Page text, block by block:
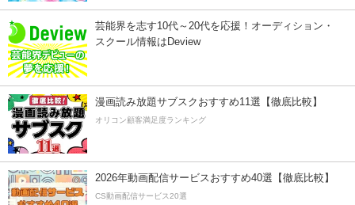
芸能界を志す10代～20代を応援！オーディション・
スクール情報はDeview
漫画読み放題サブスクおすすめ11選【徹底比較】
オリコン顧客満足度ランキング
2026年動画配信サービスおすすめ40選【徹底比較】
CS動画配信サービス20選